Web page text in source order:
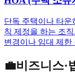
단독 주택이나 타운
칙 제정을 하는 조
변경이나 임대 제한
💼비즈니스·